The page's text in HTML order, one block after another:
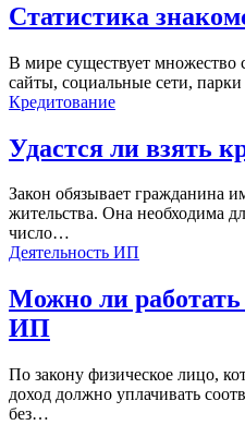
Статистика
В мире существует множество
сайты, социальные сети,
Кредитование
Удастся ли взять
Закон обязывает гражданина
жительства. Она необходима
число…
Деятельность ИП
Можно ли работать
ИП
По закону физическое лицо,
доход должно уплачивать
без…